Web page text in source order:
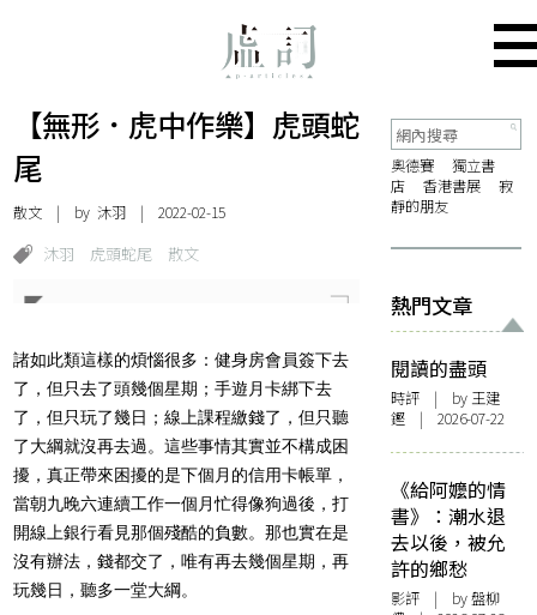
【無形．虎中作樂】虎頭蛇
尾
散文 | by沐羽 | 2022-02-15
沐羽 虎頭蛇尾 散文
諸如此類這樣的煩惱很多：健身房會員簽下去
了，但只去了頭幾個星期；手遊月卡綁下去
了，但只玩了幾日；線上課程繳錢了，但只聽
了大綱就沒再去過。這些事情其實並不構成困
擾，真正帶來困擾的是下個月的信用卡帳單，
當朝九晚六連續工作一個月忙得像狗過後，打
開線上銀行看見那個殘酷的負數。那也實在是
沒有辦法，錢都交了，唯有再去幾個星期，再
玩幾日，聽多一堂大綱。
奧德賽
獨立書
店
香港書展
寂
靜的朋友
熱門文章
閱讀的盡頭
時評 | by 王建
鏗 | 2026-07-22
《給阿嬤的情
書》：潮水退
去以後，被允
許的鄉愁
影評 | by 盤柳